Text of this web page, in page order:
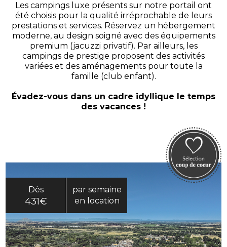
Les campings luxe présents sur notre portail ont
été choisis pour la qualité irréprochable de leurs
prestations et services. Réservez un hébergement
moderne, au design soigné avec des équipements
premium (jacuzzi privatif). Par ailleurs, les
campings de prestige proposent des activités
variées et des aménagements pour toute la
famille (club enfant).
Évadez-vous dans un cadre idyllique le temps
des vacances !
Dès
431€
par semaine
en location